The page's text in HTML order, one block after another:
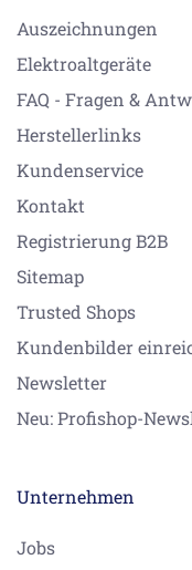
Auszeichnungen
Elektroaltgeräte
FAQ - Fragen &
Herstellerlinks
Kundenservice
Kontakt
Registrierung B2B
Sitemap
Trusted Shops
Kundenbilder
Newsletter
Neu: Profishop-
Unternehmen
Jobs